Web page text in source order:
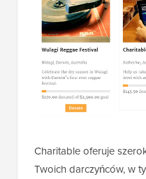
Charitable oferuje
Twoich darczyńców, w